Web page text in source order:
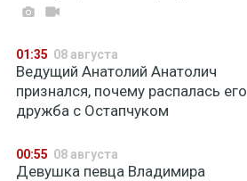
01:35 08 августа
Ведущий Анатолий Анатолич
признался, почему распалась его
дружба с Остапчуком
00:55 08 августа
Девушка певца Владимира